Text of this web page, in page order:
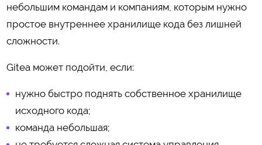
небольшим командам и компаниям, которым нужно
простое внутреннее хранилище кода без лишней
сложности.
Gitea может подойти, если:
нужно быстро поднять собственное хранилище
исходного кода;
команда небольшая;